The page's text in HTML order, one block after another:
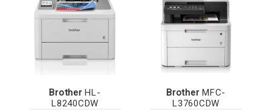
BrotherHL-
L8240CDW
BrotherMFC-
L3760CDW